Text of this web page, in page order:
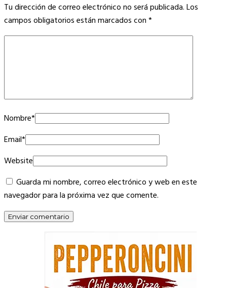
Tu dirección de correo electrónico no será publicada.Los
campos obligatorios están marcados con*
Nombre*
Email*
Website
Guarda mi nombre, correo electrónico y web en este
navegador para la próxima vez que comente.